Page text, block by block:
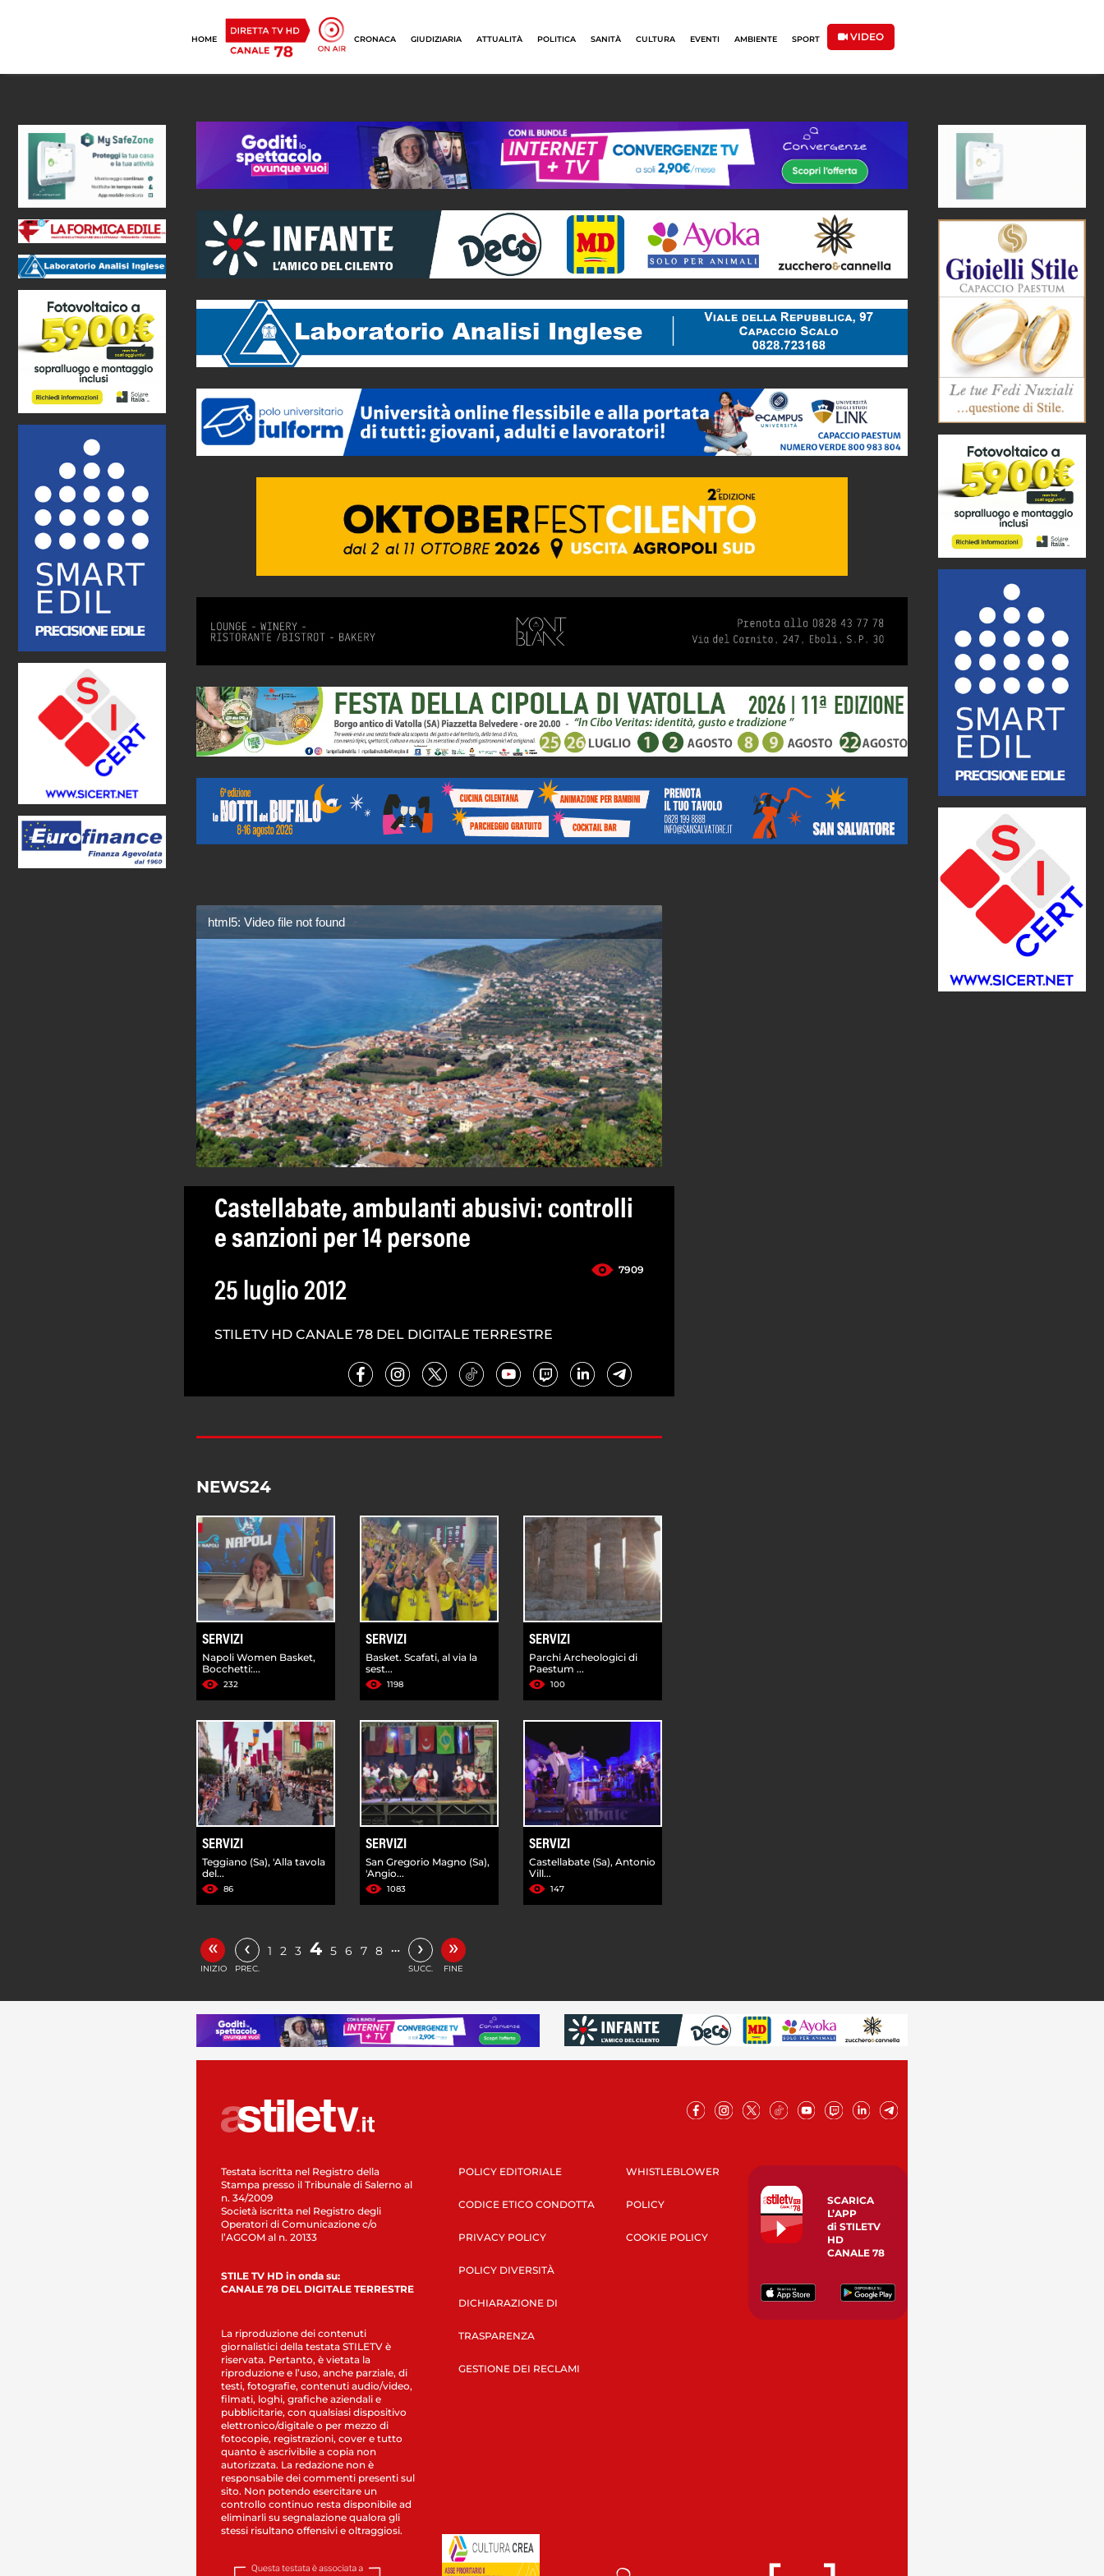
HOME CRONACA GIUDIZIARIA ATTUALITÀ POLITICA SANITÀ CULTURA EVENTI AMBIENTE SPORT VIDEO
html5: Video file not found
Castellabate, ambulanti abusivi: controlli
e sanzioni per 14 persone
7909
25 luglio 2012
STILETV HD CANALE 78 DEL DIGITALE TERRESTRE
NEWS24
SERVIZI
Napoli Women Basket,
Bocchetti:...
232
SERVIZI
Basket. Scafati, al via la
sest...
1198
SERVIZI
Parchi Archeologici di
Paestum ...
100
SERVIZI
Teggiano (Sa), 'Alla tavola
del...
86
SERVIZI
San Gregorio Magno (Sa),
'Angio...
1083
SERVIZI
Castellabate (Sa), Antonio
Vill...
147
«
INIZIO
‹
PREC.
1 2 3 4 5 6 7 8 … ›
SUCC.
»
FINE
Testata iscritta nel Registro della
Stampa presso il Tribunale di Salerno al
n. 34/2009
Società iscritta nel Registro degli
Operatori di Comunicazione c/o
l’AGCOM al n. 20133
STILE TV HD in onda su:
CANALE 78 DEL DIGITALE TERRESTRE
La riproduzione dei contenuti
giornalistici della testata STILETV è
riservata. Pertanto, è vietata la
riproduzione e l’uso, anche parziale, di
testi, fotografie, contenuti audio/video,
filmati, loghi, grafiche aziendali e
pubblicitarie, con qualsiasi dispositivo
elettronico/digitale o per mezzo di
fotocopie, registrazioni, cover e tutto
quanto è ascrivibile a copia non
autorizzata. La redazione non è
responsabile dei commenti presenti sul
sito. Non potendo esercitare un
controllo continuo resta disponibile ad
eliminarli su segnalazione qualora gli
stessi risultano offensivi e oltraggiosi.
POLICY EDITORIALE
CODICE ETICO CONDOTTA
PRIVACY POLICY
POLICY DIVERSITÀ
DICHIARAZIONE DI
TRASPARENZA
GESTIONE DEI RECLAMI
WHISTLEBLOWER
POLICY
COOKIE POLICY
SCARICA
L’APP
di STILETV
HD
CANALE 78